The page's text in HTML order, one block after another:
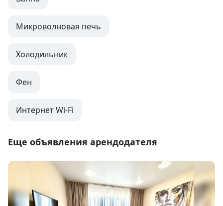
Микроволновая печь
Холодильник
Фен
Интернет Wi-Fi
Еще объявления арендодателя